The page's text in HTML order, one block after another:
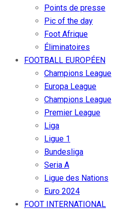
Points de presse
Pic of the day
Foot Afrique
Éliminatoires
FOOTBALL EUROPÉEN
Champions League
Europa League
Champions League
Premier League
Liga
Ligue 1
Bundesliga
Seria A
Ligue des Nations
Euro 2024
FOOT INTERNATIONAL